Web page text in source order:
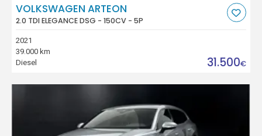
VOLKSWAGEN ARTEON
2.0 TDI ELEGANCE DSG - 150CV - 5P
2021
39.000 km
Diesel
31.500€